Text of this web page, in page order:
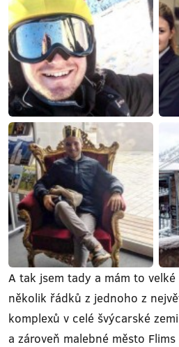
A tak jsem tady a mám to
několik řádků z jednoho z
komplexů v celé švýcarské
a zároveň malebné město